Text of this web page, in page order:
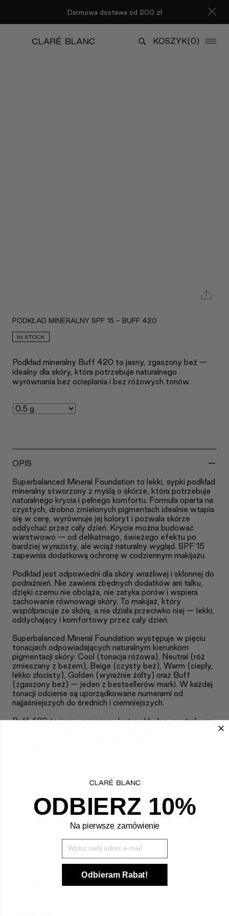
Darmowa dostawa od 200 zł
KOSZYK(0)
PODKŁAD MINERALNY SPF 15 - BUFF 420
IN STOCK
Podkład mineralny Buff 420 to jasny, zgaszony beż —
idealny dla skóry, która potrzebuje naturalnego
wyrównania bez ocieplania i bez różowych tonów.
OPIS -
Superbalanced Mineral Foundation to lekki, sypki podkład
mineralny stworzony z myślą o skórze, która potrzebuje
naturalnego krycia i pełnego komfortu. Formuła oparta na
czystych, drobno zmielonych pigmentach idealnie wtapia
się w cerę, wyrównuje jej koloryt i pozwala skórze
oddychać przez cały dzień. Krycie można budować
warstwowo — od delikatnego, świeżego efektu po
bardziej wyrazisty, ale wciąż naturalny wygląd. SPF 15
zapewnia dodatkową ochronę w codziennym makijażu.
Podkład jest odpowiedni dla skóry wrażliwej i skłonnej do
podrażnień. Nie zawiera zbędnych dodatków ani talku,
dzięki czemu nie obciąża, nie zatyka porów i wspiera
zachowanie równowagi skóry. To makijaż, który
współpracuje ze skórą, a nie działa przeciwko niej — lekki,
oddychający i komfortowy przez cały dzień.
Superbalanced Mineral Foundation występuje w pięciu
tonacjach odpowiadających naturalnym kierunkom
pigmentacji skóry: Cool (tonacja różowa), Neutral (róż
zmieszany z beżem), Beige (czysty beż), Warm (ciepły,
lekko złocisty), Golden (wyraźnie żółty) oraz Buff
(zgaszony beż) — jeden z bestsellerów marki. W każdej
tonacji odcienie są uporządkowane numerami od
najjaśniejszych do średnich i ciemniejszych.
Buff 420 to jasny, zgaszony beż o chłodno-neutralnym
SKŁAD
CUSTOMER REVIEWS
ODBIERZ 10%
Na pierwsze zamówienie
Odbieram Rabat!